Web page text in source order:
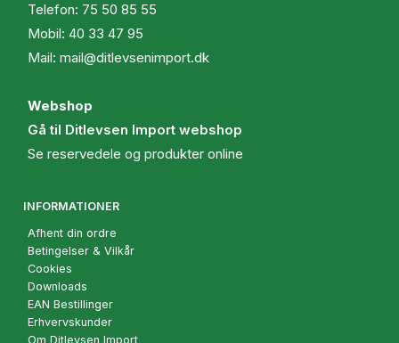
Telefon: 75 50 85 55
Mobil: 40 33 47 95
Mail: mail@ditlevsenimport.dk
Webshop
Gå til Ditlevsen Import webshop
Se reservedele og produkter online
INFORMATIONER
Afhent din ordre
Betingelser & Vilkår
Cookies
Downloads
EAN Bestillinger
Erhvervskunder
Om Ditlevsen Import